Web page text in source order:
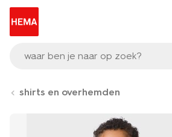
waar ben je naar op zoek?
shirts en overhemden